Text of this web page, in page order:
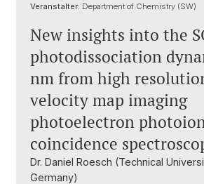
Veranstalter: Department of Chemistry (SW)
New insights into the
photodissociation
nm from high
velocity map imaging
photoelectron
coincidence
Dr. Daniel Roesch (Technical
Germany)